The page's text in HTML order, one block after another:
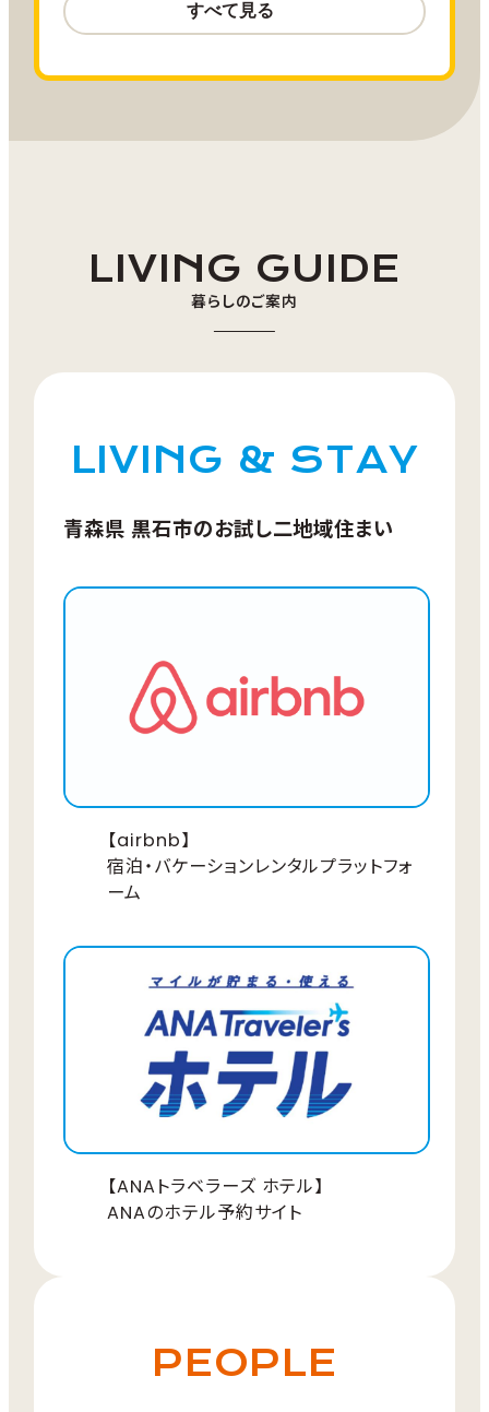
大阪(伊丹)＝青森線
小児割引運賃、障がい者割引運賃をご
参加費用
※滞在期間中の移動費・食事代・
宿泊代・体験メニュー参加費用に
よって費用感が変動します。
宿泊
黒石市観光協会HP から宿泊先を探す
ことも可能です。
お客様ご自身で手配
食事
日程
ご希望に合わせて調整
お試し二地域プラン詳細
黒石市での二地域居住体験
【募集期間】2026年7月15日〜2027年1月15
【参加上限回数】1回
【スケジュール例】
LIVING GUIDE
暮らしのご案内
LIVING & STAY
青森県 黒石市のお試し二地域住まい
【airbnb】
宿泊・バケーションレンタルプラットフォ
ーム
【ANAトラベラーズ ホテル】
ANAのホテル予約サイト
PEOPLE